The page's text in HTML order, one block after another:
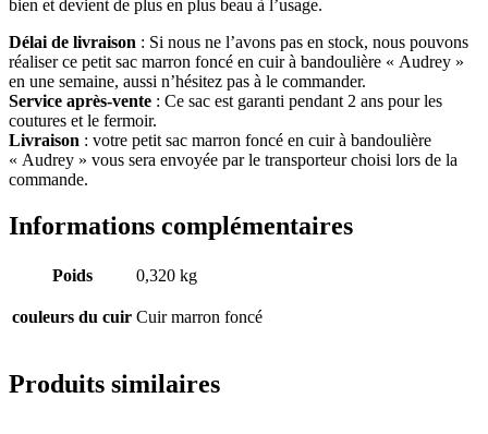
bien et devient de plus en plus beau à l’usage.
Délai de livraison : Si nous ne l’avons pas en stock, nous pouvons
réaliser ce petit sac marron foncé en cuir à bandoulière « Audrey »
en une semaine, aussi n’hésitez pas à le commander.
Service après-vente : Ce sac est garanti pendant 2 ans pour les
coutures et le fermoir.
Livraison : votre petit sac marron foncé en cuir à bandoulière
« Audrey » vous sera envoyée par le transporteur choisi lors de la
commande.
Informations complémentaires
Poids 0,320 kg
couleurs du cuir Cuir marron foncé
Produits similaires